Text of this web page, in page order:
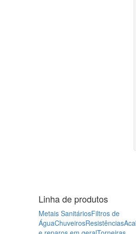
Linha de produtos
Metais SanitáriosFiltros de
ÁguaChuveirosResistências